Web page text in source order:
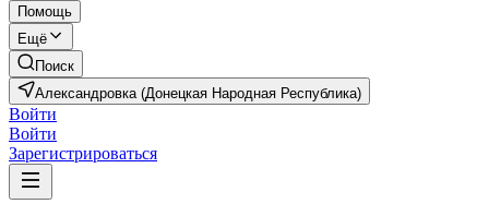
Помощь
Ещё
Поиск
Александровка (Донецкая Народная Республика)
Войти
Войти
Зарегистрироваться